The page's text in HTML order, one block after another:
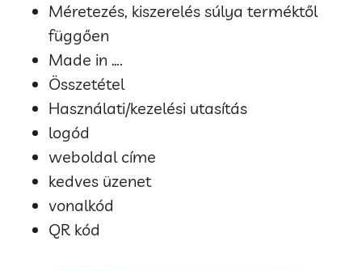
Méretezés, kiszerelés súlya terméktől
függően
Made in ….
Összetétel
Használati/kezelési utasítás
logód
weboldal címe
kedves üzenet
vonalkód
QR kód